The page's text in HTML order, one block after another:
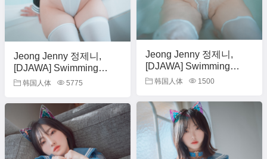
Jeong Jenny 정제니,
[DJAWA] Swimming
Lessons #12 Set.02
韩国人体 1500
Jeong Jenny 정제니,
[DJAWA] Swimming
Lessons #12 Set.01
韩国人体 5775